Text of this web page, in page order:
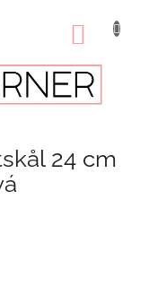
24 cm